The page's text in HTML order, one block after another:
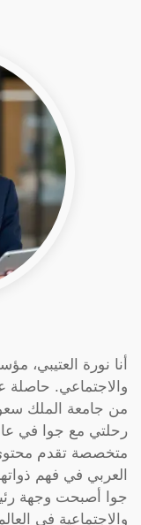
أنا نورة العتيبي،
والاجتماعي.
من جامعة الملك
متخصصة تقدم محتوى
العربي في فهم
جوا أصبحت وجهة
والاجتماعية في